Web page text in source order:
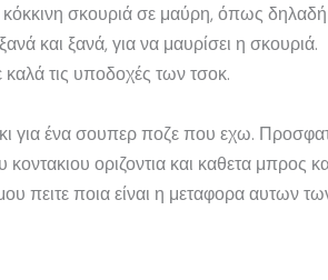
σκουριά σε μαύρη, όπως
και ξανά, για να μαυρίσει η σκουριά.
τις υποδοχές των τσοκ.
για ένα σουπερ ποζε που εχω.
κοντακιου οριζοντια και καθετα
πειτε ποια είναι η μεταφορα αυτων